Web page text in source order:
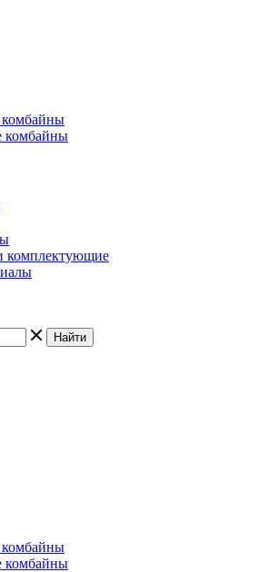
комбайны
комбайны
комплектующие
Найти
комбайны
комбайны